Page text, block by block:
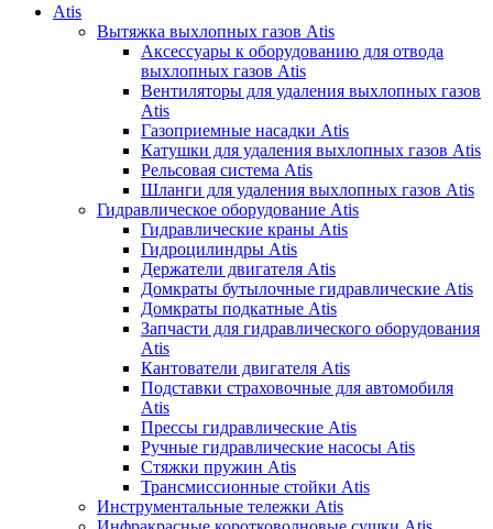
Atis
Вытяжка выхлопных газов Atis
Аксессуары к оборудованию для отвода
выхлопных газов Atis
Вентиляторы для удаления выхлопных газов
Atis
Газоприемные насадки Atis
Катушки для удаления выхлопных газов Atis
Рельсовая система Atis
Шланги для удаления выхлопных газов Atis
Гидравлическое оборудование Atis
Гидравлические краны Atis
Гидроцилиндры Atis
Держатели двигателя Atis
Домкраты бутылочные гидравлические Atis
Домкраты подкатные Atis
Запчасти для гидравлического оборудования
Atis
Кантователи двигателя Atis
Подставки страховочные для автомобиля
Atis
Прессы гидравлические Atis
Ручные гидравлические насосы Atis
Стяжки пружин Atis
Трансмиссионные стойки Atis
Инструментальные тележки Atis